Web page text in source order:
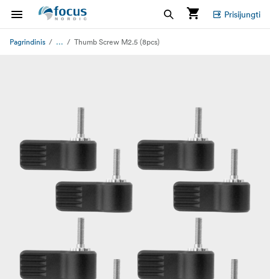
Prisijungti
Pagrindinis ... Thumb Screw M2.5 (8pcs)